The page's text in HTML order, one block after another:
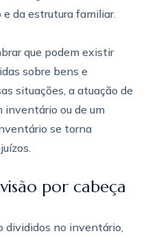
da estrutura familiar.
que podem existir
sobre bens e
situações, a atuação de
inventário ou de um
se torna
por cabeça
divididos no inventário,